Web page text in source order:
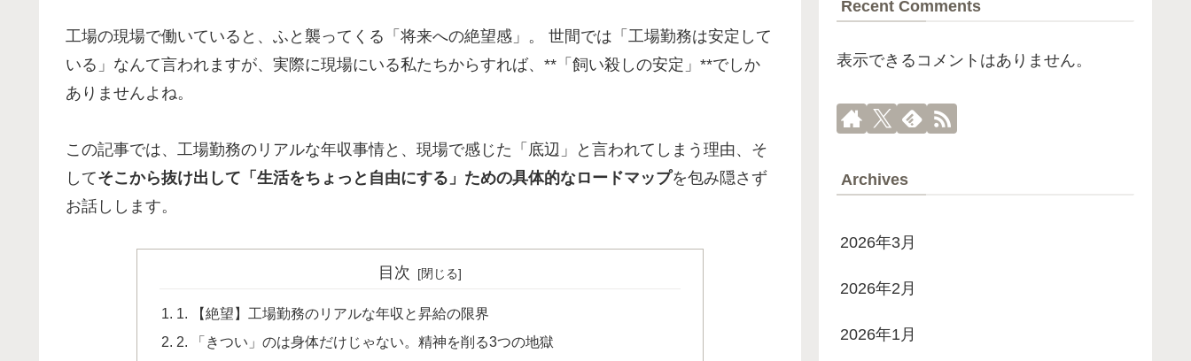
工場の現場で働いていると、ふと襲ってくる「将来への絶望感」。 世間では「工場勤務は安定して
いる」なんて言われますが、実際に現場にいる私たちからすれば、**「飼い殺しの安定」**でしか
ありませんよね。
この記事では、工場勤務のリアルな年収事情と、現場で感じた「底辺」と言われてしまう理由、そ
してそこから抜け出して「生活をちょっと自由にする」ための具体的なロードマップを包み隠さず
お話しします。
目次
1. 【絶望】工場勤務のリアルな年収と昇給の限界
2. 「きつい」のは身体だけじゃない。精神を削る3つの地獄
Recent Comments
表示できるコメントはありません。
Archives
2026年3月
2026年2月
2026年1月